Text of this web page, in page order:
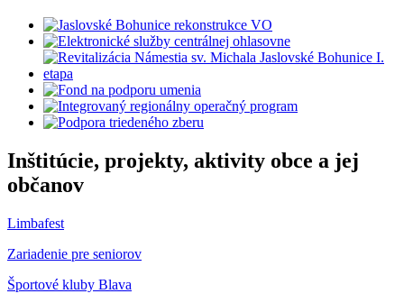
Inštitúcie, projekty, aktivity obce a jej
občanov
Limbafest
Zariadenie pre seniorov
Športové kluby Blava